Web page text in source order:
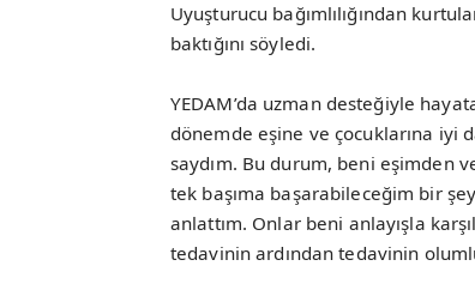
Uyuşturucu bağımlılığından
baktığını söyledi.
YEDAM’da uzman desteğiyle
dönemde eşine ve çocuklarına iyi
saydım. Bu durum, beni eşimden
tek başıma başarabileceğim bir
anlattım. Onlar beni anlayışla
tedavinin ardından tedavinin